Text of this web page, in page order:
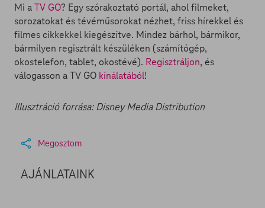
Mi aTV GO? Egy szórakoztató portál, ahol filmeket,
sorozatokat és tévéműsorokat nézhet, friss hírekkel és
filmes cikkekkel kiegészítve. Mindez bárhol, bármikor,
bármilyen regisztrált készüléken (számítógép,
okostelefon, tablet, okostévé). Regisztráljon, és
válogasson a TV GO kínálatából!
Illusztráció forrása: Disney Media Distribution
Megosztom
AJÁNLATAINK